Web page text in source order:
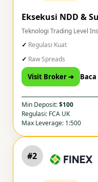
Eksekusi NDD &
Teknologi Trading Level
Regulasi Kuat
Raw Spreads
Visit Broker ➜
Min Deposit:$100
Regulasi: FCA UK
Max Leverage: 1:500
#2